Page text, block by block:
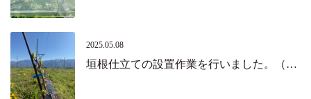
2025.05.08
垣根仕立ての設置作業を行いました。（北杜市）